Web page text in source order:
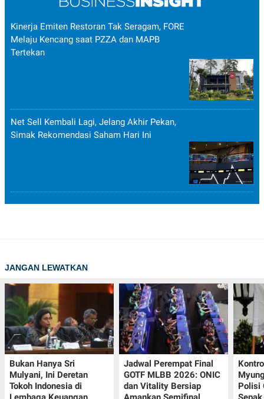
Kinerja Emiten Restoran Tak Seragam, FORE
Melaju Kencang saat PZZA dan MAPB
Tertekan
Net Sell Kembali Lagi, Jelang Akhir Pekan,
Simak Rekomendasi Saham Hari Ini
JANGAN LEWATKAN
Bukan Hanya Sri
Mulyani, Ini Deretan
Tokoh Indonesia di
Jadwal Perempat Final
GOTF MLBB 2026: ONIC
dan Vitality Bersiap
Polisi